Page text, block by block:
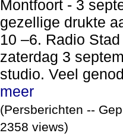
Montfoort - 3
gezellige drukte
10 –6. Radio
zaterdag 3
studio. Veel
meer
(Persberichten --
2358 views)